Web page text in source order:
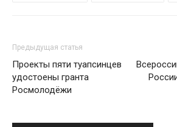
Предыдущая статья
Проекты пяти туапсинцев
удостоены гранта
Росмолодёжи